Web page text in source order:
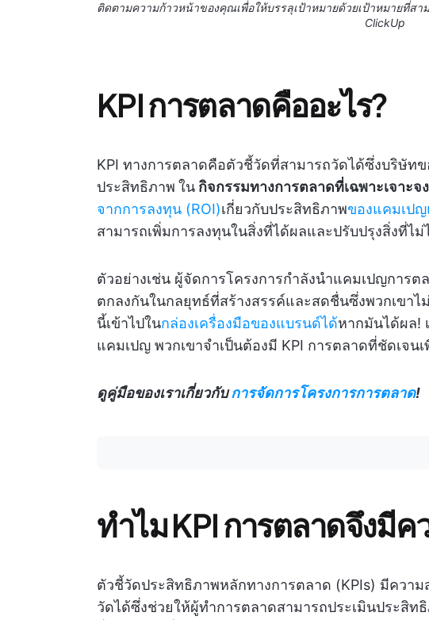
ติดตามความก้าวหน้าของคุณเพื่อให้บรรลุเป้าหมายด้วยเป้าหมายที่ส
ClickUp
KPI การตลาดคืออะไร?
KPI ทางการตลาดคือตัวชี้วัดที่สามารถวัดได้ซึ่งบริษัท
ประสิทธิภาพ ใน กิจกรรมทางการตลาดที่เฉพาะเจาะจ
จากการลงทุน (ROI)เกี่ยวกับประสิทธิภาพของแคมเป
สามารถเพิ่มการลงทุนในสิ่งที่ได้ผลและปรับปรุงสิ่งที่ไม่
ตัวอย่างเช่น ผู้จัดการโครงการกำลังนำแคมเปญการ
ตกลงกันในกลยุทธ์ที่สร้างสรรค์และสดชื่นซึ่งพวกเขาไ
นี้เข้าไปในกล่องเครื่องมือของแบรนด์ได้หากมันได้ผล!
แคมเปญ พวกเขาจำเป็นต้องมี KPI การตลาดที่ชัดเจน
ดูคู่มือของเราเกี่ยวกับ การจัดการโครงการการตลาด!
ทำไม KPI การตลาดจึงมี
ตัวชี้วัดประสิทธิภาพหลักทางการตลาด (KPIs) มีควา
วัดได้ซึ่งช่วยให้ผู้ทำการตลาดสามารถประเมินประสิ